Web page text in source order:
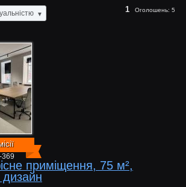
▼ 1 Оголошень:5
369
приміщення, 75 м²,
дизайн